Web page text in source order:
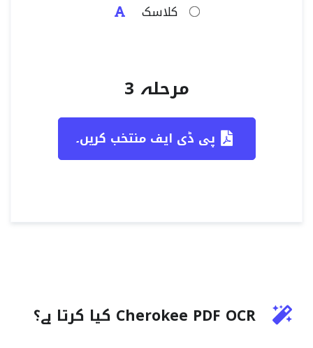
کلاسک
مرحلہ 3
پی ڈی ایف منتخب کریں۔
Cherokee PDF OCR کیا کرتا ہے؟